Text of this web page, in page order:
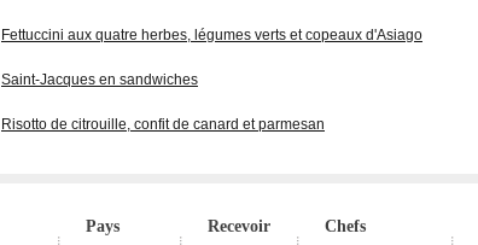
Fettuccini aux quatre herbes, légumes verts et copeaux d'Asiago
Saint-Jacques en sandwiches
Risotto de citrouille, confit de canard et parmesan
Pays Recevoir Chefs